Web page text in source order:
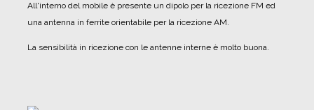
All'interno del mobile è presente un dipolo per la ricezione FM ed
una antenna in ferrite orientabile per la ricezione AM.
La sensibilità in ricezione con le antenne interne è molto buona.